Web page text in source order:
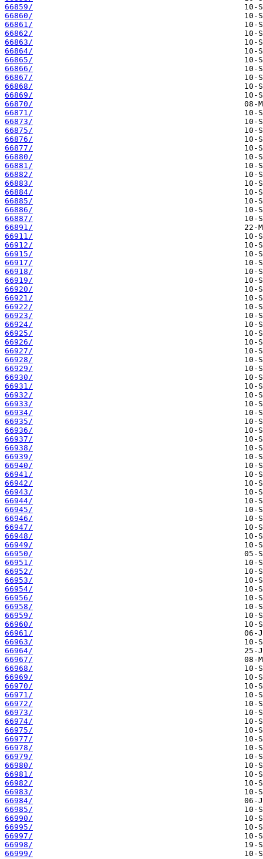
66859/
66860/
66861/
66862/
66863/
66864/
66865/
66866/
66867/
66868/
66869/
66870/
66871/
66873/
66875/
66876/
66877/
66880/
66881/
66882/
66883/
66884/
66885/
66886/
66887/
66891/
66911/
66912/
66915/
66917/
66918/
66919/
66920/
66921/
66922/
66923/
66924/
66925/
66926/
66927/
66928/
66929/
66930/
66931/
66932/
66933/
66934/
66935/
66936/
66937/
66938/
66939/
66940/
66941/
66942/
66943/
66944/
66945/
66946/
66947/
66948/
66949/
66950/
66951/
66952/
66953/
66954/
66956/
66958/
66959/
66960/
66961/
66963/
66964/
66967/
66968/
66969/
66970/
66971/
66972/
66973/
66974/
66975/
66977/
66978/
66979/
66980/
66981/
66982/
66983/
66984/
66985/
66990/
66995/
66997/
66998/
66999/